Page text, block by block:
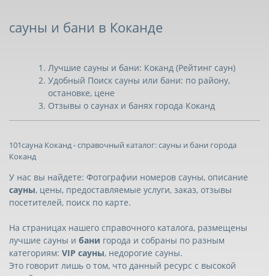
Сортировать по цене
рейтингу
сауны и бани в Коканде
Лучшие сауны и бани: Коканд (Рейтинг саун)
Удобный Поиск сауны или бани: по району,
остановке, цене
Отзывы о саунах и банях города Коканд
101сауна Коканд - справочный каталог: сауны и бани города
Коканд
У нас вы найдете: Фотографии номеров сауны, описание
сауны, цены, предоставляемые услуги, заказ, отзывы
посетителей, поиск по карте.
На страницах нашего справочного каталога, размещены
лучшие сауны и бани города и собраны по разным
категориям: VIP сауны, недорогие сауны.
Это говорит лишь о том, что данный ресурс с высокой